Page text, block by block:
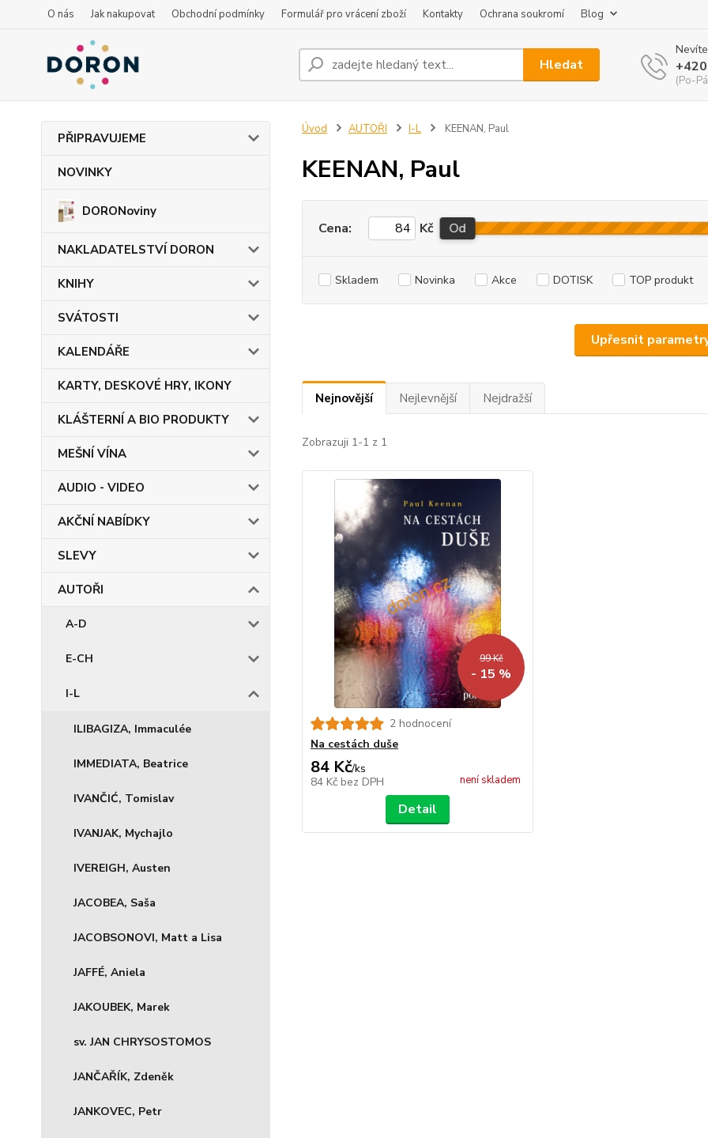
O nás Jak nakupovat Obchodní podmínky Formulář pro vrácení zboží Kontakty Ochrana soukromí Blog
Hledat
(Po-
PŘIPRAVUJEME
NOVINKY
DORONoviny
NAKLADATELSTVÍ DORON
KNIHY
SVÁTOSTI
KALENDÁŘE
KARTY, DESKOVÉ HRY, IKONY
KLÁŠTERNÍ A BIO PRODUKTY
MEŠNÍ VÍNA
AUDIO - VIDEO
AKČNÍ NABÍDKY
SLEVY
AUTOŘI
A-D
E-CH
I-L
ILIBAGIZA, Immaculée
IMMEDIATA, Beatrice
IVANČIĆ, Tomislav
IVANJAK, Mychajlo
IVEREIGH, Austen
JACOBEA, Saša
JACOBSONOVI, Matt a Lisa
JAFFÉ, Aniela
JAKOUBEK, Marek
sv. JAN CHRYSOSTOMOS
JANČAŘÍK, Zdeněk
JANKOVEC, Petr
Úvod AUTOŘI I-L KEENAN, Paul
KEENAN, Paul
Upřesnit
Cena: Kč Od
Skladem Novinka Akce DOTISK TOP produkt
Nejnovější Nejlevnější Nejdražší
Zobrazuji 1-1 z 1
99 Kč
- 15 %
2 hodnocení
Na cestách duše
84 Kč/ks
84 Kč bez DPH není skladem
Detail